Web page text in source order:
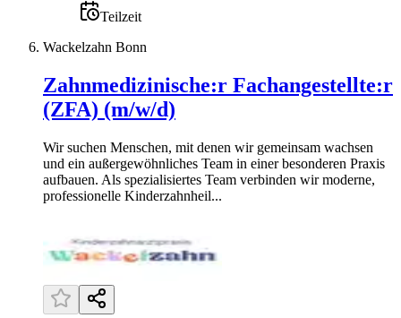
Teilzeit
Wackelzahn Bonn
Zahnmedizinische:r Fachangestellte:r
(ZFA) (m/w/d)
Wir suchen Menschen, mit denen wir gemeinsam wachsen
und ein außergewöhnliches Team in einer besonderen Praxis
aufbauen. Als spezialisiertes Team verbinden wir moderne,
professionelle Kinderzahnheil...